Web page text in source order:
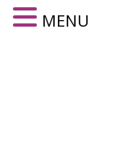
MENU